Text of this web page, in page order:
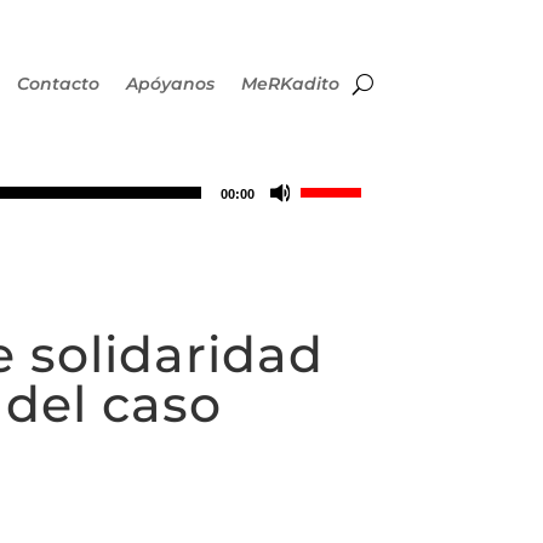
Contacto Apóyanos MeRKadito
00:00
Utiliza
de
solidaridad
caso